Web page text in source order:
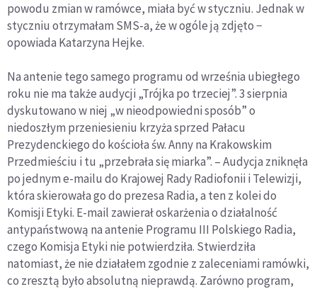
powodu zmian w ramówce, miała być w styczniu. Jednak w
styczniu otrzymałam SMS-a, że w ogóle ją zdjęto −
opowiada Katarzyna Hejke.
Na antenie tego samego programu od września ubiegłego
roku nie ma także audycji „Trójka po trzeciej”. 3 sierpnia
dyskutowano w niej „w nieodpowiedni sposób” o
niedoszłym przeniesieniu krzyża sprzed Pałacu
Prezydenckiego do kościoła św. Anny na Krakowskim
Przedmieściu i tu „przebrała się miarka”. – Audycja zniknęła
po jednym e-mailu do Krajowej Rady Radiofonii i Telewizji,
która skierowała go do prezesa Radia, a ten z kolei do
Komisji Etyki. E-mail zawierał oskarżenia o działalność
antypaństwową na antenie Programu III Polskiego Radia,
czego Komisja Etyki nie potwierdziła. Stwierdziła
natomiast, że nie działałem zgodnie z zaleceniami ramówki,
co zresztą było absolutną nieprawdą. Zarówno program,